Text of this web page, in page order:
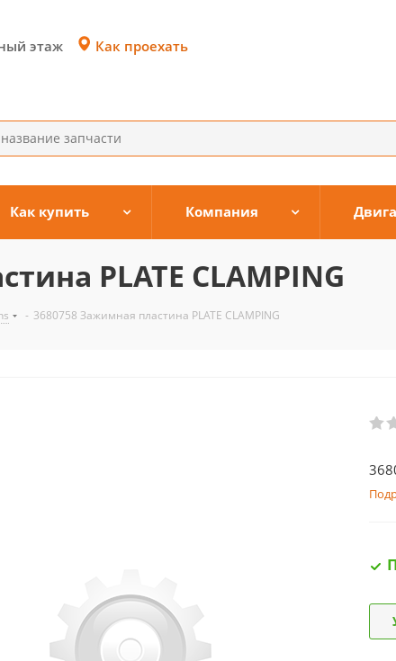
этаж Как проехать
Как купить Компания
PLATE CLAMPING
- 3680758 Зажимная пластина PLATE CLAMPING